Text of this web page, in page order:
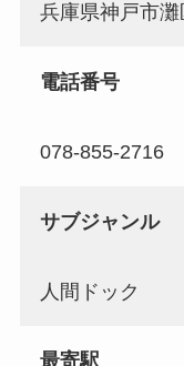
兵庫県神戸市
電話番号
078-855-2716
サブジャンル
人間ドック
最寄駅